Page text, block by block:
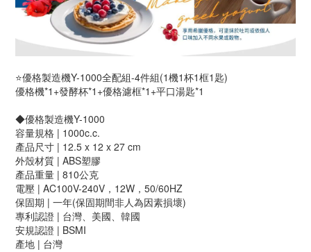
⭐️優格製造機Y-1000全配組-4件組(1機1杯1框1匙)
優格機*1+發酵杯*1+優格濾框*1+平口湯匙*1
◆優格製造機Y-1000
容量規格 | 1000c.c.
產品尺寸 | 12.5 x 12 x 27 cm
外殼材質 | ABS塑膠
產品重量 | 810公克
電壓 | AC100V-240V，12W，50/60HZ
保固期 | 一年(保固期間非人為因素損壞)
專利認證 | 台灣、美國、韓國
安規認證 | BSMI
產地 | 台灣